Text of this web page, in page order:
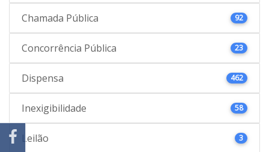
Chamada Pública 92
Concorrência Pública 23
Dispensa 462
Inexigibilidade 58
Leilão 3